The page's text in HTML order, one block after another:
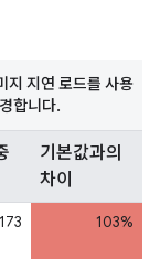
기본값과의
차이
103%
지연 로드를 사용
합니다.